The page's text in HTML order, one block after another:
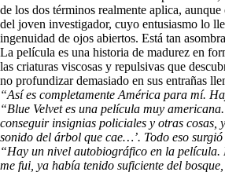
de los dos términos realmente aplica,
del joven investigador, cuyo entusiasmo lo
ingenuidad de ojos abiertos. Está tan
La película es una historia de madurez en
las criaturas viscosas y repulsivas que
no profundizar demasiado en sus entrañas
“Así es completamente América para mí.
“Blue Velvetes una película muy
conseguir insignias policiales y otras cosas,
sonido del árbol que cae…’. Todo eso
“Hay un nivel autobiográfico en la película.
me fui, ya había tenido suficiente del